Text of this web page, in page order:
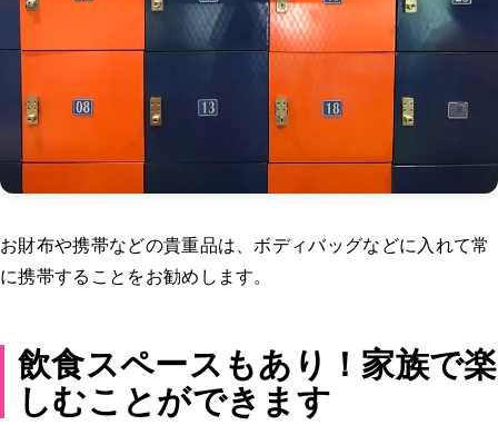
お財布や携帯などの貴重品は、ボディバッグなどに入れて常
に携帯することをお勧めします。
飲食スペースもあり！家族で楽
しむことができます